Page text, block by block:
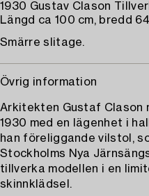
1930 Gustav Clason
Längd ca 100 cm, bredd
Smärre slitage.
Övrig information
Arkitekten Gustaf Clason
1930 med en lägenhet i
han föreliggande vilstol,
Stockholms Nya
tillverka modellen i en
skinnklädsel.